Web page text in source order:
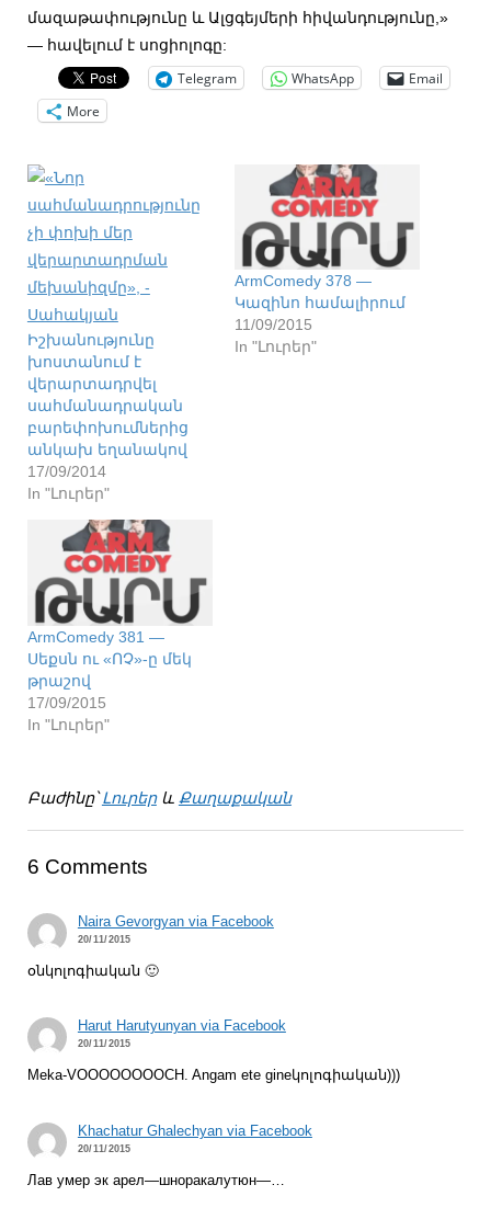
մազաթափությունը և Ալցգեյմերի հիվանդությունը,»
— հավելում է սոցիոլոգը:
Telegram WhatsApp
Email
More
Իշխանությունը
խոստանում է
վերարտադրվել
սահմանադրական
բարեփոխումներից
անկախ եղանակով
17/09/2014
In "Լուրեր"
ArmComedy 378 —
Կազինո համալիրում
11/09/2015
In "Լուրեր"
ArmComedy 381 —
Սեքսն ու «ՈՉ»-ը մեկ
թրաշով
17/09/2015
In "Լուրեր"
Բաժինը՝Լուրերև Քաղաքական
6 Comments
Naira Gevorgyan via Facebook
20/11/2015
օնկոլոգիական 🙂
Harut Harutyunyan via Facebook
20/11/2015
Meka-VOOOOOOOOCH. Angam ete gineկոլոգիական)))
Khachatur Ghalechyan via Facebook
20/11/2015
Лав умер эк арел—шноракалутюн—…